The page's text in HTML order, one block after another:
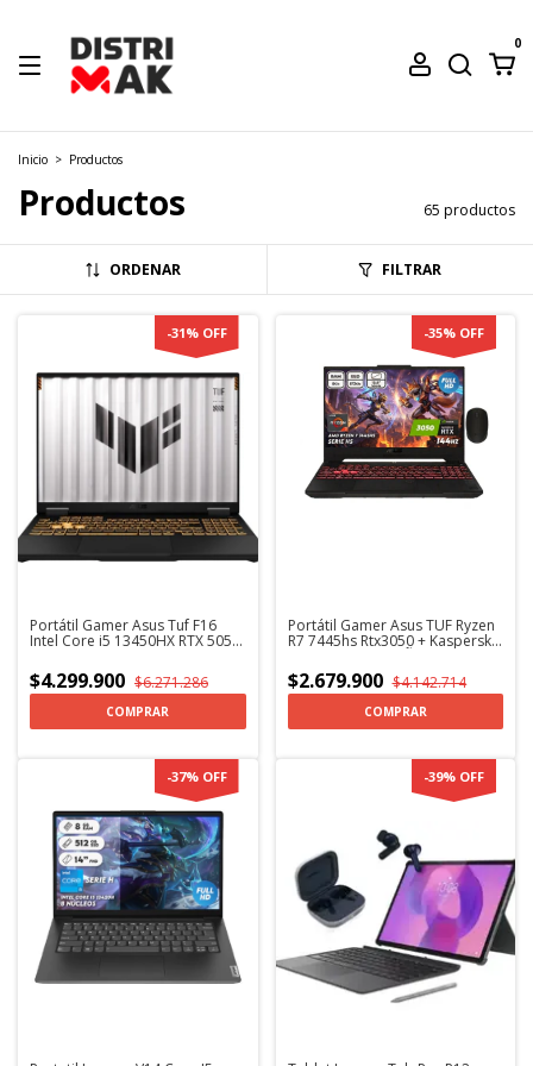
0
Inicio > Productos
Productos 65 productos
ORDENAR FILTRAR
Portátil Gamer Asus Tuf F16
Intel Core i5 13450HX RTX 5050
Win 11 + Kaspersky
-31% OFF
$4.299.900 $6.271.286
Portátil Gamer Asus TUF Ryzen
R7 7445hs Rtx3050 + Kaspersky
-35% OFF
$2.679.900 $4.142.714
COMPRAR
-37% OFF -39% OFF